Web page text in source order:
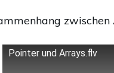
Pointer und Arrays.flv